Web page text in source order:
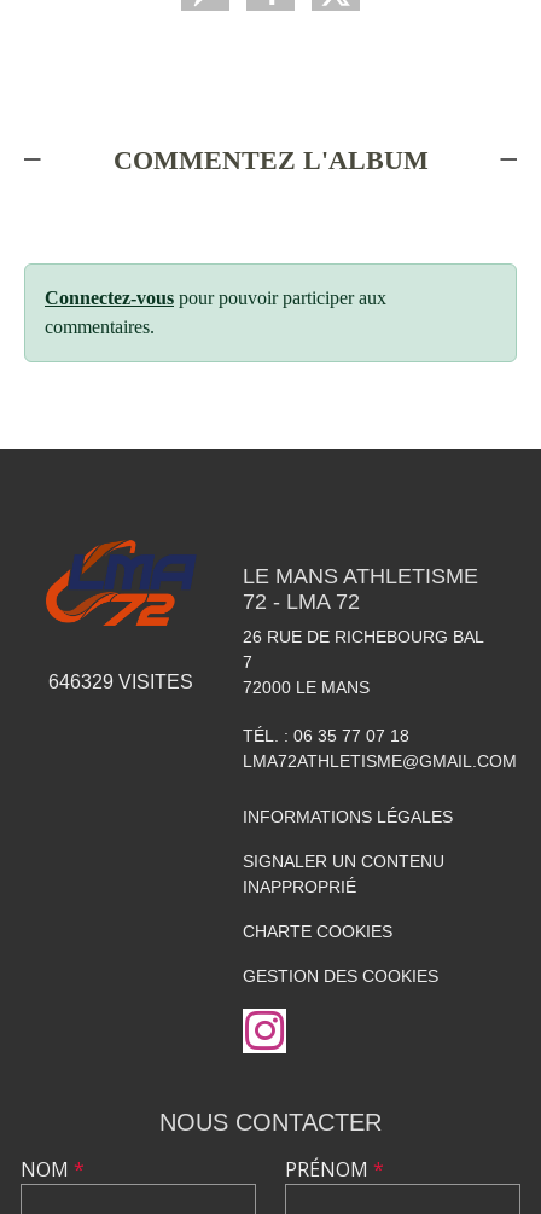
COMMENTEZ L'ALBUM
Connectez-vous pour pouvoir participer aux
commentaires.
646329 VISITES
LE MANS ATHLETISME
72 - LMA 72
26 RUE DE RICHEBOURG BAL
7
72000 LE MANS
TÉL. : 06 35 77 07 18
LMA72ATHLETISME@GMAIL.COM
INFORMATIONS LÉGALES
SIGNALER UN CONTENU
INAPPROPRIÉ
CHARTE COOKIES
GESTION DES COOKIES
NOUS CONTACTER
NOM * PRÉNOM *